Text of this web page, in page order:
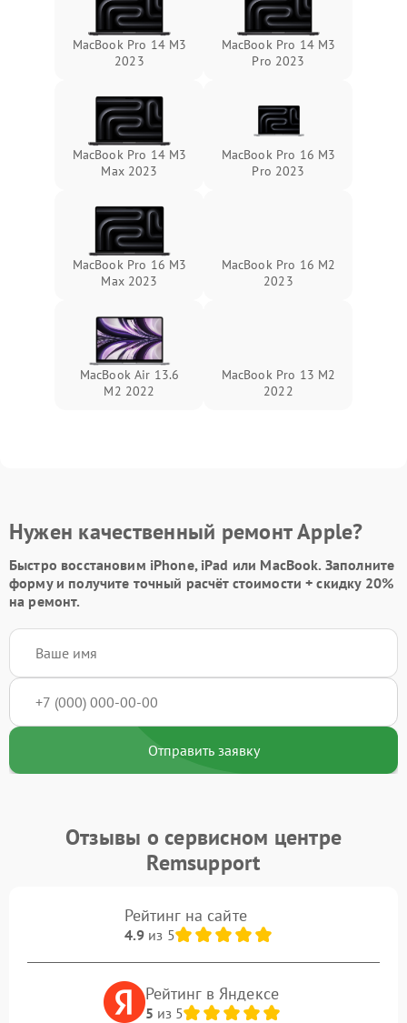
MacBook Pro 14 M3
2023
MacBook Pro 14 M3
Pro 2023
MacBook Pro 14 M3
Max 2023
MacBook Pro 16 M3
Pro 2023
MacBook Pro 16 M3
Max 2023
MacBook Pro 16 M2
2023
MacBook Air 13.6
M2 2022
MacBook Pro 13 M2
2022
Нужен качественный ремонт Apple?
Быстро восстановим iPhone, iPad или MacBook. Заполните
формуи получите точный расчёт стоимости +скидку 20%
на ремонт.
Отправить заявку
Отзывы о сервисном центре
Remsupport
Рейтинг на сайте
4.9из 5
Рейтинг в Яндексе
5 из 5